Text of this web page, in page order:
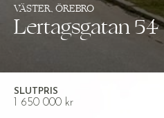
VÄSTER, ÖREBRO
Lertagsgatan 54
SLUTPRIS
1 650 000 kr